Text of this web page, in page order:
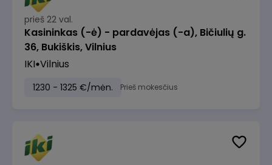
prieš 22 val.
Kasininkas (-ė) - pardavėjas (-a), Bičiulių g.
36, Bukiškis, Vilnius
IKI Vilnius
1230 - 1325 €/mėn. Prieš mokesčius